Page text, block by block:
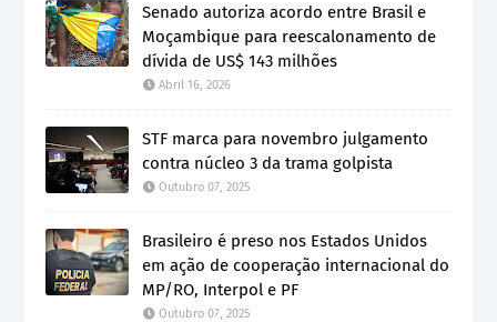
Senado autoriza acordo entre Brasil e
Moçambique para reescalonamento de
dívida de US$ 143 milhões
Abril 16, 2026
STF marca para novembro julgamento
contra núcleo 3 da trama golpista
Outubro 07, 2025
Brasileiro é preso nos Estados Unidos
em ação de cooperação internacional do
MP/RO, Interpol e PF
Outubro 07, 2025